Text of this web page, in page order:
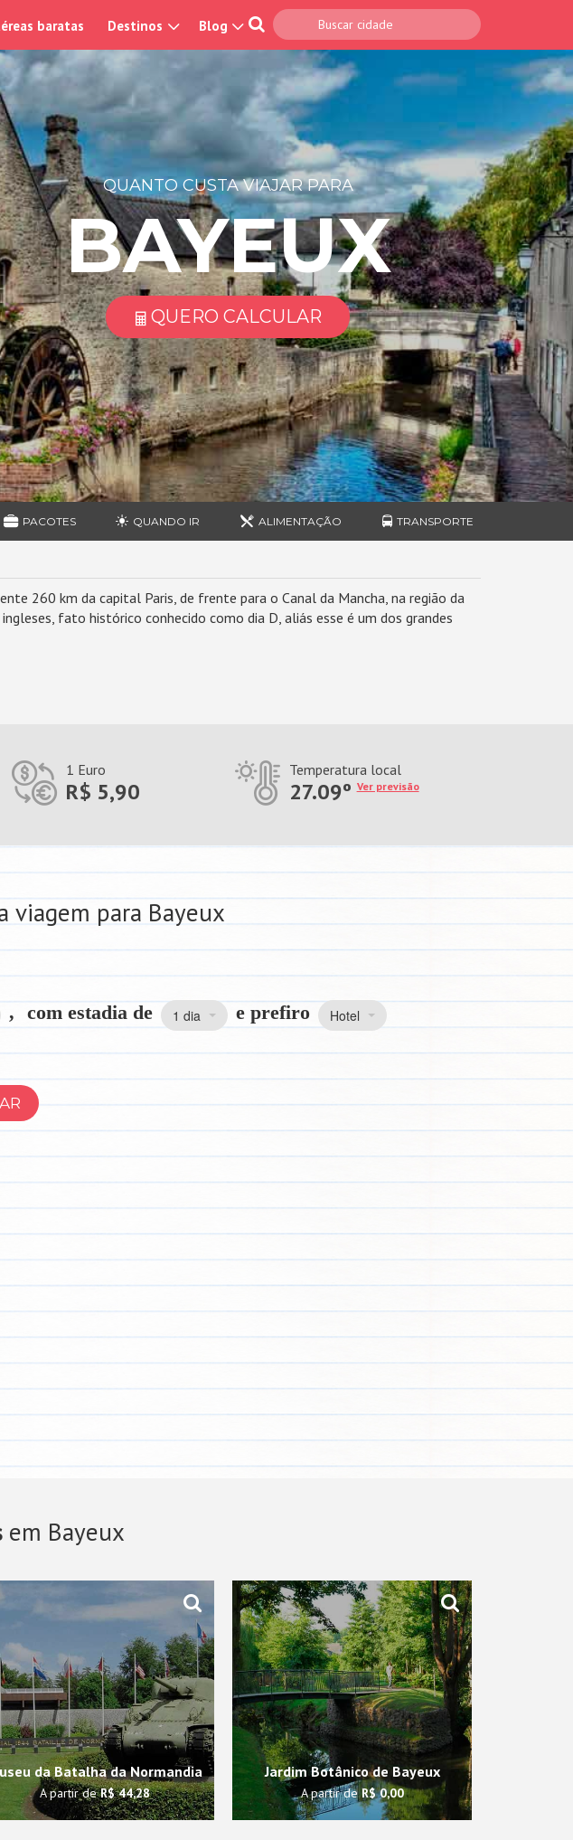
baratas Destinos Blog
QUANTO CUSTA VIAJAR PARA
BAYEUX
QUERO CALCULAR
PACOTES QUANDO IR ALIMENTAÇÃO TRANSPORTE
260 km da capital Paris, de frente para o Canal da Mancha, na região da
fato histórico conhecido como dia D, aliás esse é um dos grandes
1 Euro
R$ 5,90
Temperatura local
27.09ºVer previsão
viagem para Bayeux
, com estadia de 1 dia e prefiro Hotel
em Bayeux
da Batalha da Normandia
A partir deR$ 44,28
Jardim Botânico de Bayeux
A partir deR$ 0,00